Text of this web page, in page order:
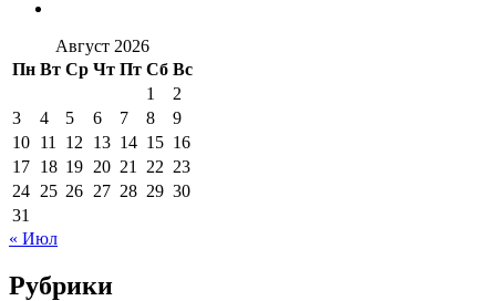
Август 2026
Пн Вт Ср Чт Пт Сб Вс
1
2
3
4 5 6 7 8
9
10 11 12 13 14 15 16
17 18 19 20 21 22 23
24 25 26 27 28 29 30
31
« Июл
Рубрики